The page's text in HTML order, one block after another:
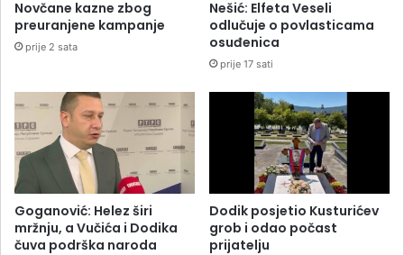
Novčane kazne zbog
preuranjene kampanje
prije 2 sata
Nešić: Elfeta Veseli
odlučuje o povlasticama
osuđenica
prije 17 sati
Goganović: Helez širi
mržnju, a Vučića i Dodika
čuva podrška naroda
Dodik posjetio Kusturićev
grob i odao počast
prijatelju